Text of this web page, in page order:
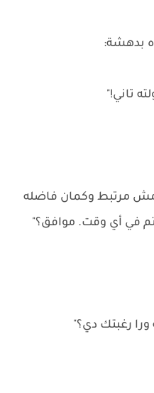
بدهشة:
تاني!"
مش مرتبط وكمان فاضله
في أي وقت. موافق؟"
رغبتك دي؟"